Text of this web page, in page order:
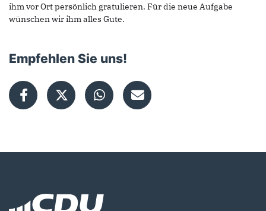
ihm vor Ort persönlich gratulieren. Für die neue Aufgabe
wünschen wir ihm alles Gute.
Empfehlen Sie uns!